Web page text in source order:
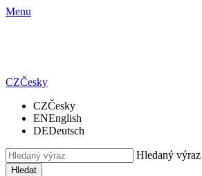
Menu
CZČesky
CZČesky
ENEnglish
DEDeutsch
Hledaný výraz
Hledat